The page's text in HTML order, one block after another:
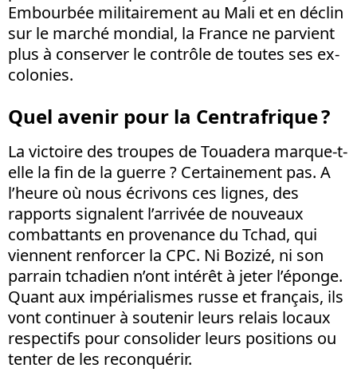
Embourbée militairement au Mali et en déclin
sur le marché mondial, la France ne parvient
plus à conserver le contrôle de toutes ses ex-
colonies.
Quel avenir pour la Centrafrique ?
La victoire des troupes de Touadera marque-t-
elle la fin de la guerre ? Certainement pas. A
l’heure où nous écrivons ces lignes, des
rapports signalent l’arrivée de nouveaux
combattants en provenance du Tchad, qui
viennent renforcer la CPC. Ni Bozizé, ni son
parrain tchadien n’ont intérêt à jeter l’éponge.
Quant aux impérialismes russe et français, ils
vont continuer à soutenir leurs relais locaux
respectifs pour consolider leurs positions ou
tenter de les reconquérir.